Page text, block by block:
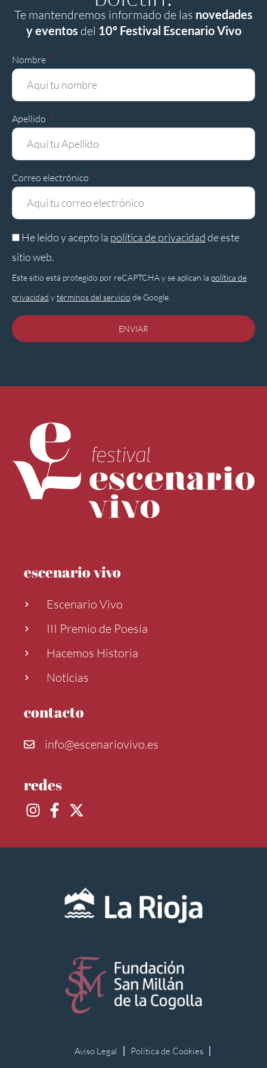
Te mantendremos informado de las novedades
y eventos del 10º Festival Escenario Vivo
Nombre
Apellido
Correo electrónico
He leído y acepto la política de privacidadde este
sitio web.
Este sitio está protegido por reCAPTCHA y se aplican la política de
privacidad ytérminos del servicio de Google.
ENVIAR
escenario vivo
Escenario Vivo
III Premio de Poesía
Hacemos Historia
Noticias
contacto
info@escenariovivo.es
redes
Aviso Legal Política de Cookies